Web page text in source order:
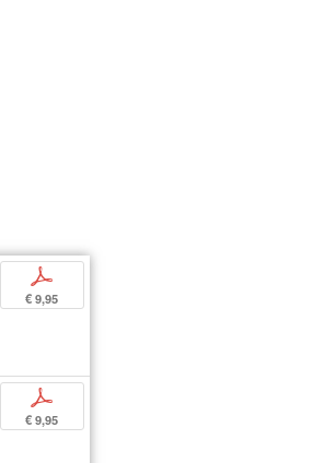
p
€ 9,95
p
€ 9,95